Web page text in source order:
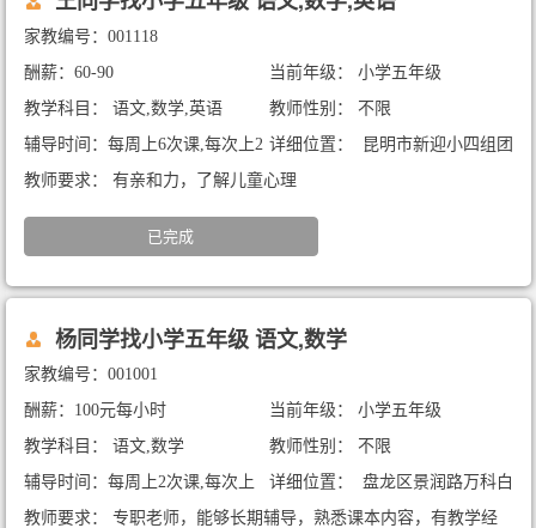
家教编号：001118
酬薪：60-90
当前年级： 小学五年级
教学科目： 语文,数学,英语
教师性别： 不限
辅导时间：每周上6次课,每次上2
小时
详细位置： 昆明市新迎小四组团
教师要求： 有亲和力，了解儿童心理
已完成
杨同学找小学五年级 语文,数学
家教编号：001001
酬薪：100元每小时
当前年级： 小学五年级
教学科目： 语文,数学
教师性别： 不限
辅导时间：每周上2次课,每次上
1.5小时
详细位置： 盘龙区景润路万科白
沙润园
教师要求： 专职老师，能够长期辅导，熟悉课本内容，有教学经